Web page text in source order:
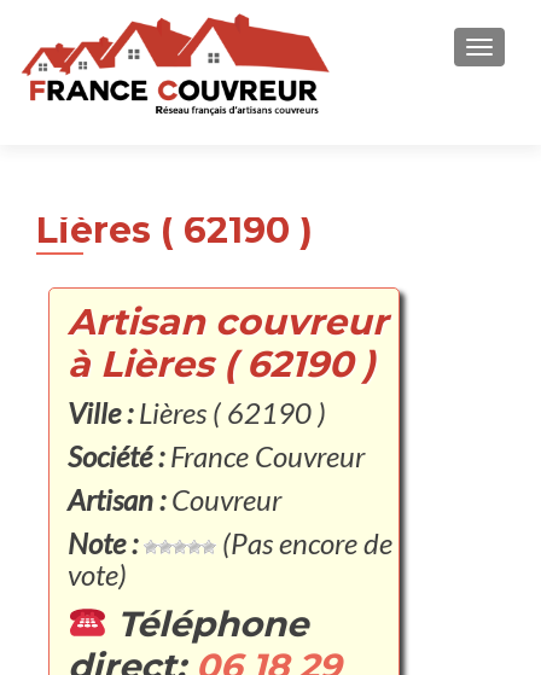
Lières ( 62190 )
Artisan couvreur
à Lières ( 62190 )
Ville :Lières ( 62190 )
Société :France Couvreur
Artisan :Couvreur
Note :
(Pas encore de
vote)
Téléphone
direct: 06 18 29